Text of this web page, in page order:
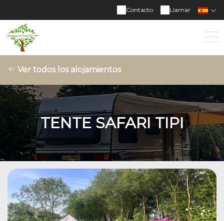
Llamar
Contacto
Ver todos los alojamientos
TENTE SAFARI TIPI